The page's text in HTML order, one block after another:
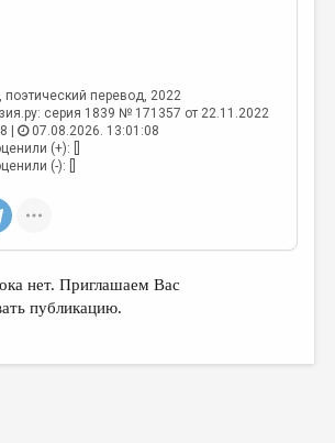
, поэтический перевод, 2022
серия 1839 № 171357 от 22.11.2022
|
07.08.2026. 13:01:08
(+): []
(-): []
нет. Приглашаем Вас
публикацию.